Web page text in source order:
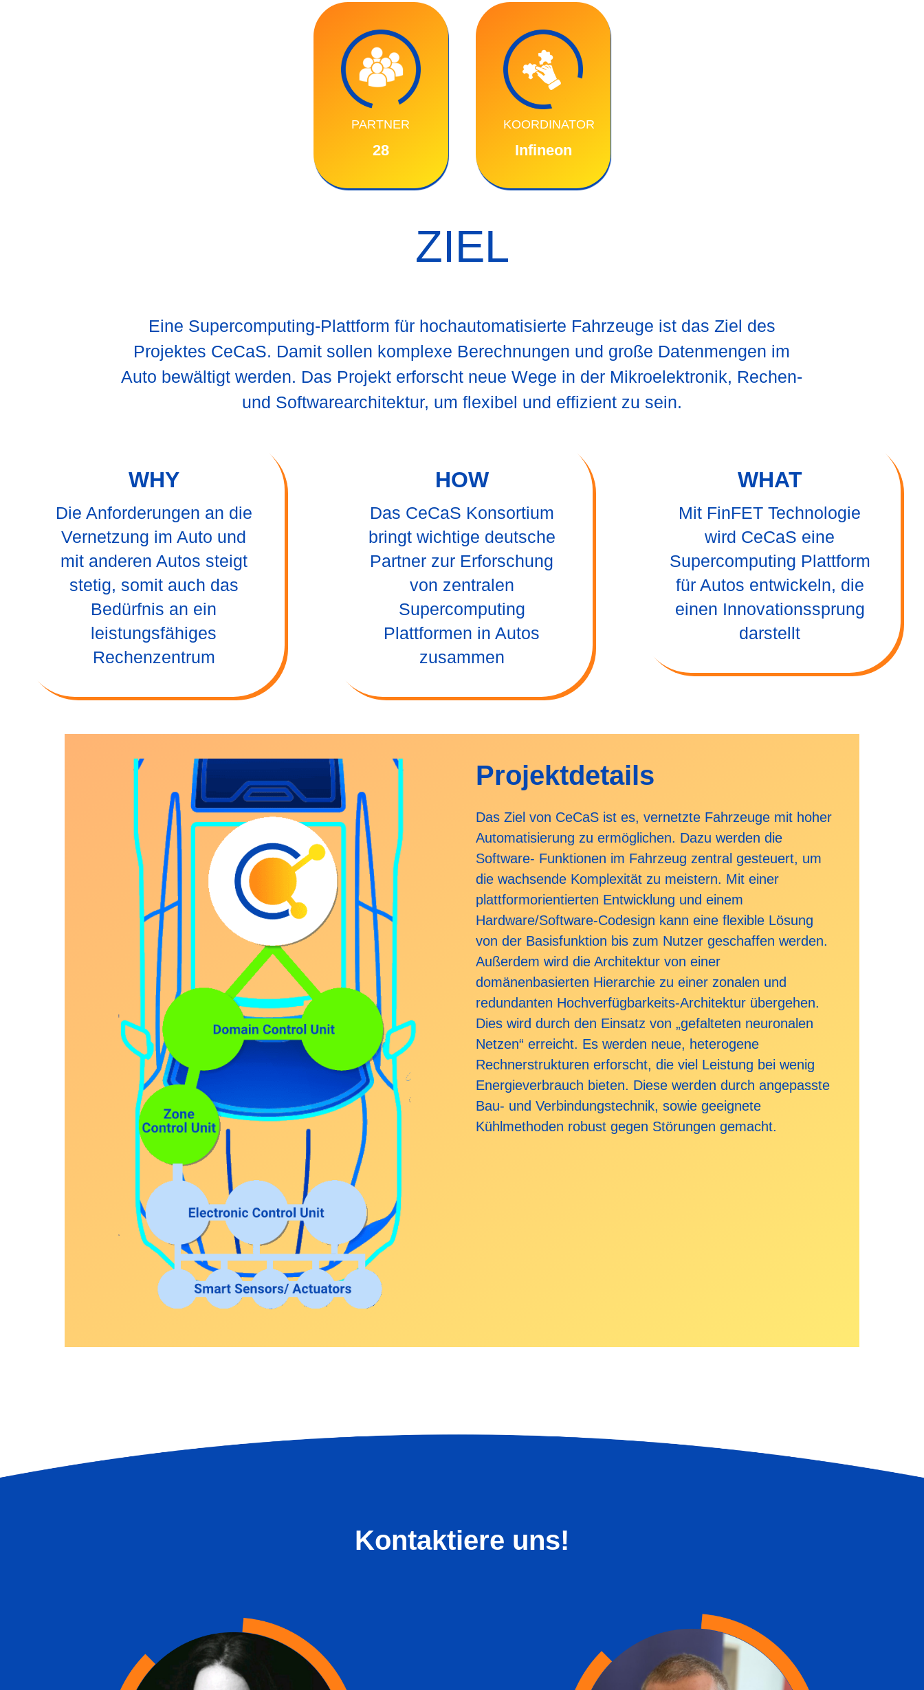
PARTNER
28
KOORDINATOR
Infineon
ZIEL
Eine Supercomputing-Plattform für hochautomatisierte Fahrzeuge ist das Ziel des
Projektes CeCaS. Damit sollen komplexe Berechnungen und große Datenmengen im
Auto bewältigt werden. Das Projekt erforscht neue Wege in der Mikroelektronik, Rechen-
und Softwarearchitektur, um flexibel und effizient zu sein.
WHY
Die Anforderungen an die
Vernetzung im Auto und
mit anderen Autos steigt
stetig, somit auch das
Bedürfnis an ein
leistungsfähiges
Rechenzentrum
HOW
Das CeCaS Konsortium
bringt wichtige deutsche
Partner zur Erforschung
von zentralen
Supercomputing
Plattformen in Autos
zusammen
WHAT
Mit FinFET Technologie
wird CeCaS eine
Supercomputing Plattform
für Autos entwickeln, die
einen Innovationssprung
darstellt
Projektdetails
Das Ziel von CeCaS ist es, vernetzte Fahrzeuge mit hoher
Automatisierung zu ermöglichen. Dazu werden die
Software- Funktionen im Fahrzeug zentral gesteuert, um
die wachsende Komplexität zu meistern. Mit einer
plattformorientierten Entwicklung und einem
Hardware/Software-Codesign kann eine flexible Lösung
von der Basisfunktion bis zum Nutzer geschaffen werden.
Außerdem wird die Architektur von einer
domänenbasierten Hierarchie zu einer zonalen und
redundanten Hochverfügbarkeits-Architektur übergehen.
Dies wird durch den Einsatz von „gefalteten neuronalen
Netzen“ erreicht. Es werden neue, heterogene
Rechnerstrukturen erforscht, die viel Leistung bei wenig
Energieverbrauch bieten. Diese werden durch angepasste
Bau- und Verbindungstechnik, sowie geeignete
Kühlmethoden robust gegen Störungen gemacht.
Kontaktiere uns!